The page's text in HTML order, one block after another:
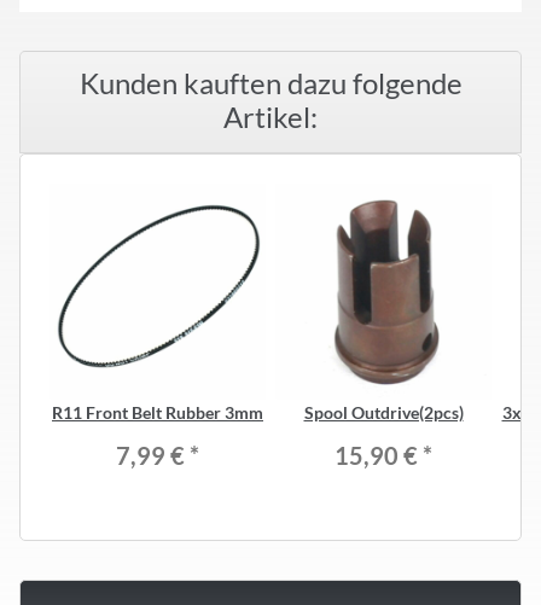
Kunden kauften dazu folgende
Artikel:
R11 Front Belt Rubber 3mm
7,99 € *
Spool Outdrive(2pcs)
15,90 € *